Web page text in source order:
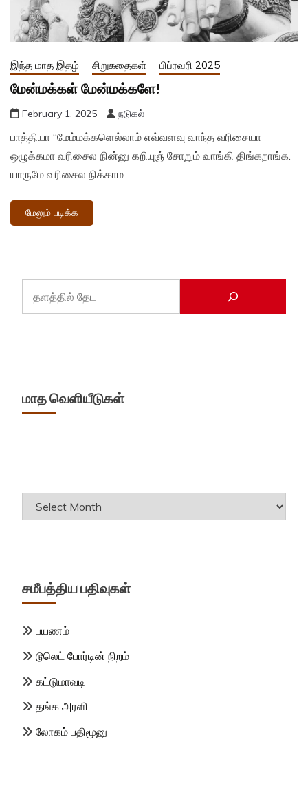
இந்த மாத இதழ் சிறுகதைகள் பிப்ரவரி 2025
மேன்மக்கள் ‌மேன்மக்களே!
February 1, 2025 நடுகல்
பாத்தியா “மேம்மக்களெல்லாம் எவ்வளவு வாந்த வரிசையா
ஒழுக்கமா வரிசைல நின்னு கறியுஞ் சோறும் வாங்கி திங்கறாங்க.
யாருமே வரிசைல நிக்காம
மேலும் படிக்க
மாத வெளியீடுகள்
Archives
சமீபத்திய பதிவுகள்
பயணம்
டூலெட் போர்டின் நிறம்
கட்டுமாவடி
தங்க அரளி
லோகம் பதிமூனு